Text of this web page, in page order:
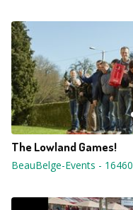
The Lowland Games!
BeauBelge-Events - 16460